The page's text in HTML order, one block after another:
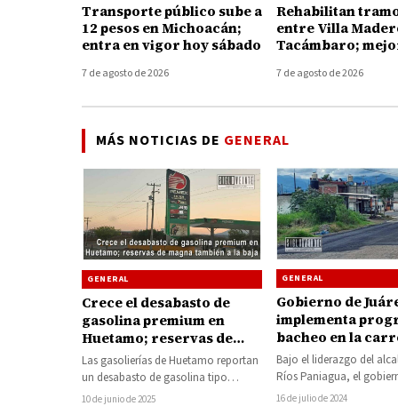
Transporte público sube a
12 pesos en Michoacán;
entra en vigor hoy sábado
7 de agosto de 2026
Rehabilitan
entre Villa
Tacámbaro;
Caliente
7 de agosto de 2026
MÁS NOTICIAS DE GENERAL
GENERAL
Crece el desabasto de
gasolina premium en
Huetamo; reservas de
magna también a la baja
Las gasolierías de Huetamo reportan
un desabasto de gasolina tipo
premium (roja), mientras que las
10 de junio de 2025
GENERAL
Gobierno de
implementa
bacheo en la
federal 51 en su
la cabecera
Bajo el liderazgo del
Ríos Paniagua, el
municipal de Juárez ha
16 de julio de 2024